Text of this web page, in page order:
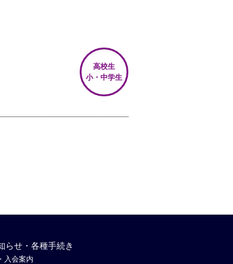
高校生
小・中学生
らせ・各種手続き
入会案内